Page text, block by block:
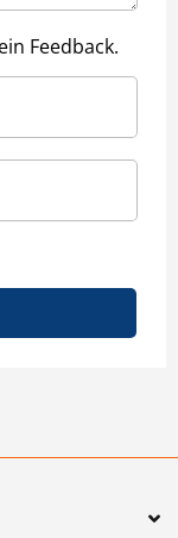
Feedback.